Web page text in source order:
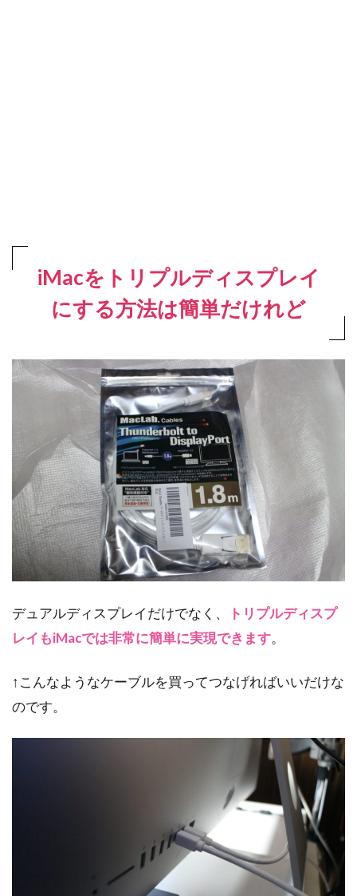
iMacをトリプルディスプレイ
にする方法は簡単だけれど
デュアルディスプレイだけでなく、
トリプルディスプ
レイもiMacでは非常に簡単に実現できます。
↑こんなようなケーブルを買ってつなげればいいだけな
のです。